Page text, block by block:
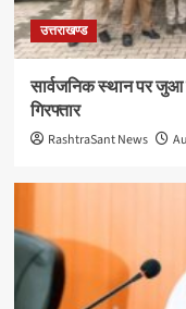
उत्तराखण्ड
सार्वजनिक स्थान पर
गिरफ्तार
RashtraSant News